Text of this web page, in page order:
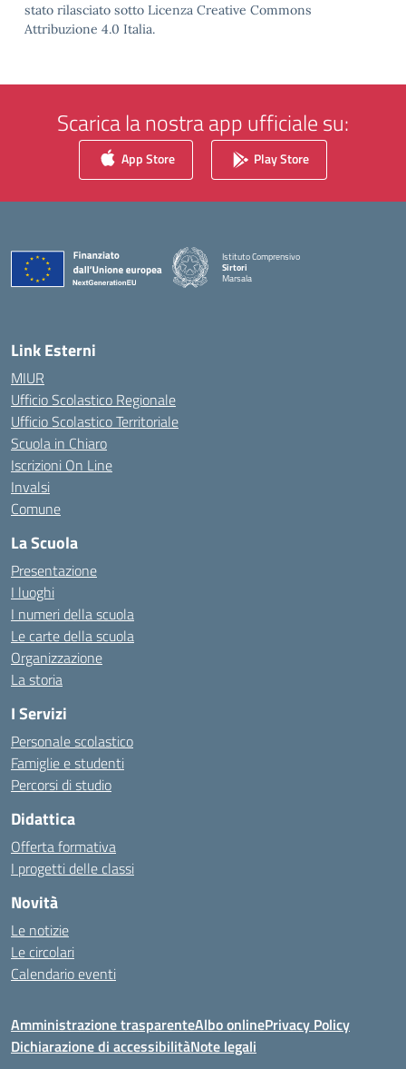
stato rilasciato sotto Licenza Creative Commons
Attribuzione 4.0 Italia.
Scarica la nostra app ufficiale su:
App Store Play Store
Istituto Comprensivo
Sirtori
Marsala
Link Esterni
MIUR
Ufficio Scolastico Regionale
Ufficio Scolastico Territoriale
Scuola in Chiaro
Iscrizioni On Line
Invalsi
Comune
La Scuola
Presentazione
I luoghi
I numeri della scuola
Le carte della scuola
Organizzazione
La storia
I Servizi
Personale scolastico
Famiglie e studenti
Percorsi di studio
Didattica
Offerta formativa
I progetti delle classi
Novità
Le notizie
Le circolari
Calendario eventi
Amministrazione trasparenteAlbo onlinePrivacy Policy
Dichiarazione di accessibilitàNote legali